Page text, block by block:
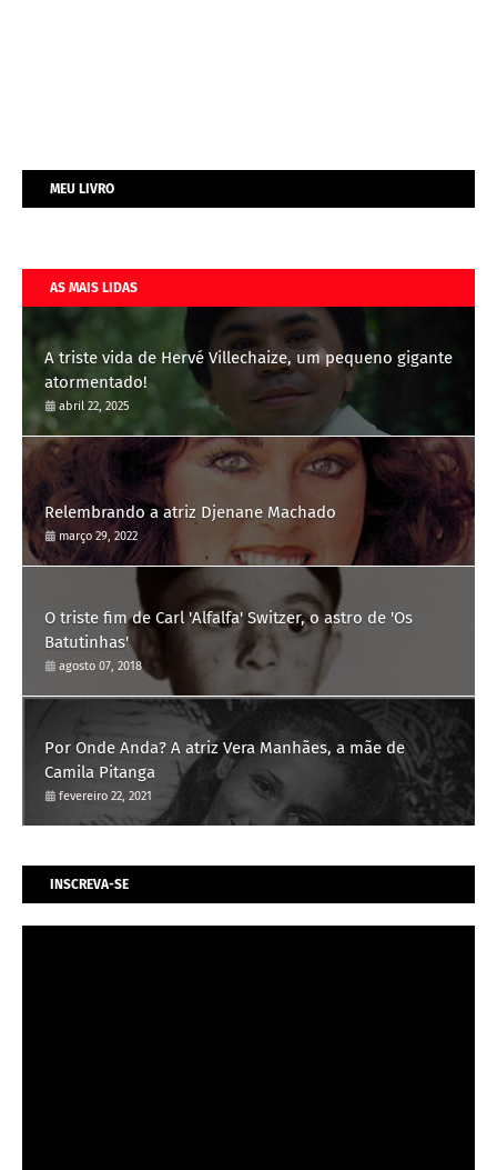
MEU LIVRO
AS MAIS LIDAS
A triste vida de Hervé Villechaize, um pequeno gigante
atormentado!
abril 22, 2025
Relembrando a atriz Djenane Machado
março 29, 2022
O triste fim de Carl 'Alfalfa' Switzer, o astro de 'Os
Batutinhas'
agosto 07, 2018
Por Onde Anda? A atriz Vera Manhães, a mãe de
Camila Pitanga
fevereiro 22, 2021
INSCREVA-SE